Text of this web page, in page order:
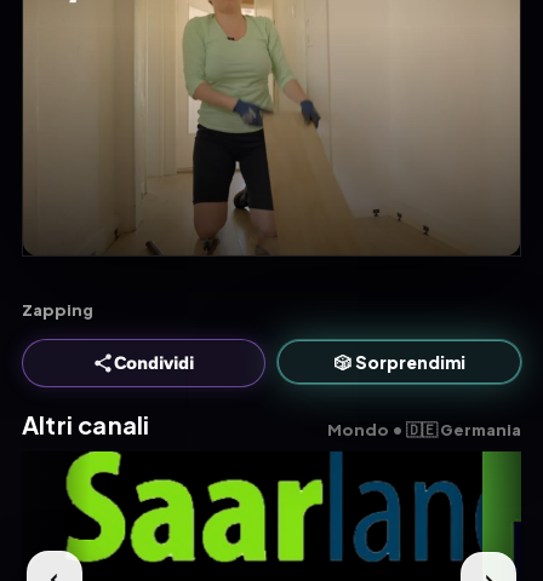
Zapping
Condividi 🎲 Sorprendimi
Altri canali Mondo • 🇩🇪 Germania